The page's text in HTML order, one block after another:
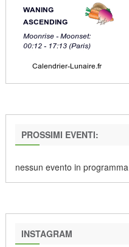
PROSSIMI EVENTI:
nessun evento in programma
INSTAGRAM